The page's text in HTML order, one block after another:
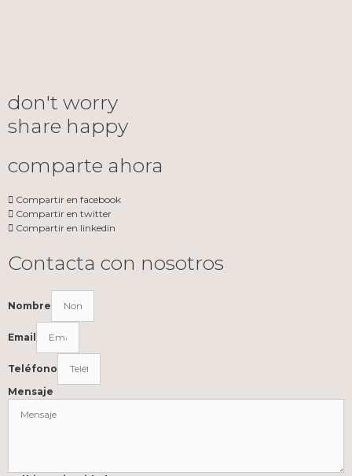
don't worry
share happy
comparte ahora
Compartir en facebook
Compartir en twitter
Compartir en linkedin
Contacta con nosotros
Nombre
Email
Teléfono
Mensaje